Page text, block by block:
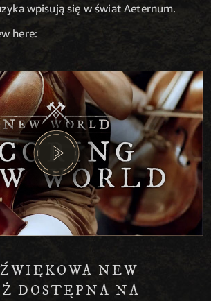
wpisują się w świat Aeternum.
here:
NEW
DOSTĘPNA NA